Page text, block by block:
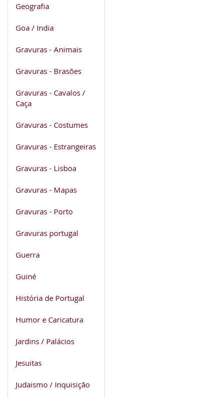
Geografia
Goa / India
Gravuras - Animais
Gravuras - Brasões
Gravuras - Cavalos /
Caça
Gravuras - Costumes
Gravuras - Estrangeiras
Gravuras - Lisboa
Gravuras - Mapas
Gravuras - Porto
Gravuras portugal
Guerra
Guiné
História de Portugal
Humor e Caricatura
Jardins / Palácios
Jesuitas
Judaismo / Inquisição